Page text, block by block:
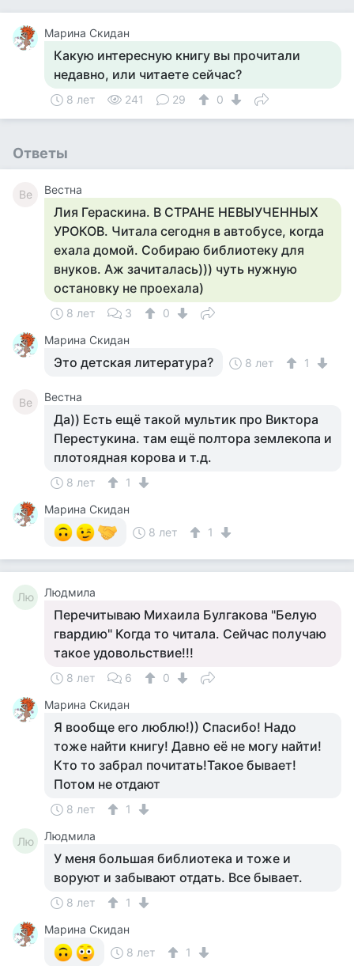
Марина Скидан
Какую интересную книгу вы прочитали
недавно, или читаете сейчас?
8 лет 241 29 0
Ответы
Ве Вестна
Лия Гераскина. В СТРАНЕ НЕВЫУЧЕННЫХ
УРОКОВ. Читала сегодня в автобусе, когда
ехала домой. Собираю библиотеку для
внуков. Аж зачиталась))) чуть нужную
остановку не проехала)
8 лет 3
0
Марина Скидан
Это детская литература? 8 лет 1
Ве Вестна
Да)) Есть ещё такой мультик про Виктора
Перестукина. там ещё полтора землекопа и
плотоядная корова и т.д.
8 лет
1
Марина Скидан
8 лет
1
Лю Людмила
Перечитываю Михаила Булгакова "Белую
гвардию" Когда то читала. Сейчас получаю
такое удовольствие!!!
8 лет 6
0
Марина Скидан
Я вообще его люблю!)) Спасибо! Надо
тоже найти книгу! Давно её не могу найти!
Кто то забрал почитать!Такое бывает!
Потом не отдают
8 лет 1
Лю Людмила
У меня большая библиотека и тоже и
воруют и забывают отдать. Все бывает.
8 лет
1
Марина Скидан
8 лет
1